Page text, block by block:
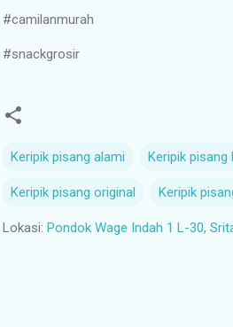
#camilanmurah
#snackgrosir
Keripik pisang alami Keripik pisang
Keripik pisang original Keripik
Lokasi: Pondok Wage Indah 1 L-30,